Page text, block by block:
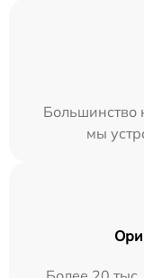
Большинство
мы